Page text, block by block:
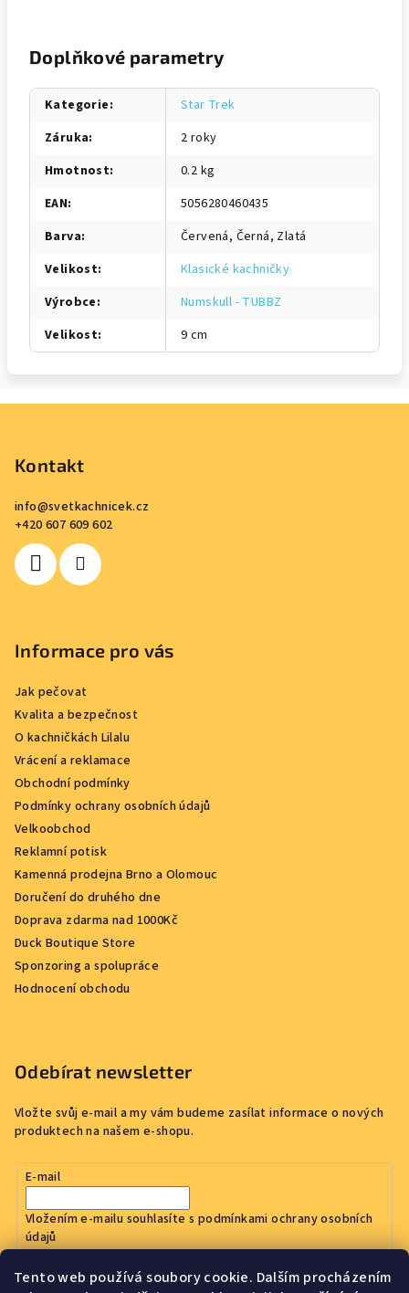
Tento web používá soubory cookie. Dalším procházením
Doplňkové parametry
Kategorie:
Star Trek
Záruka:
2 roky
Hmotnost:
0.2 kg
EAN:
5056280460435
Barva:
Červená, Černá, Zlatá
Velikost:
Klasické kachničky
Výrobce:
Numskull - TUBBZ
Velikost: 9 cm
Kontakt
info@svetkachnicek.cz
+420 607 609 602
Informace pro vás
Jak pečovat
Kvalita a bezpečnost
O kachničkách Lilalu
Vrácení a reklamace
Obchodní podmínky
Podmínky ochrany osobních údajů
Velkoobchod
Reklamní potisk
Kamenná prodejna Brno a Olomouc
Doručení do druhého dne
Doprava zdarma nad 1000Kč
Duck Boutique Store
Sponzoring a spolupráce
Hodnocení obchodu
Odebírat newsletter
Vložte svůj e-mail a my vám budeme zasílat informace o nových
produktech na našem e-shopu.
E-mail
Vložením e-mailu souhlasíte s podmínkami ochrany osobních
údajů